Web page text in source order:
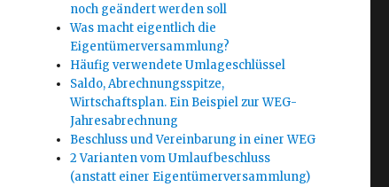
noch geändert werden soll
Was macht eigentlich die
Eigentümerversammlung?
Häufig verwendete Umlageschlüssel
Saldo, Abrechnungsspitze,
Wirtschaftsplan. Ein Beispiel zur WEG-
Jahresabrechnung
Beschluss und Vereinbarung in einer WEG
2 Varianten vom Umlaufbeschluss
(anstatt einer Eigentümerversammlung)